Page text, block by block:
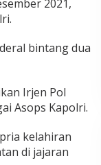
2021,
bintang dua
Irjen Pol
Asops Kapolri.
kelahiran
di jajaran
Partai Garuda